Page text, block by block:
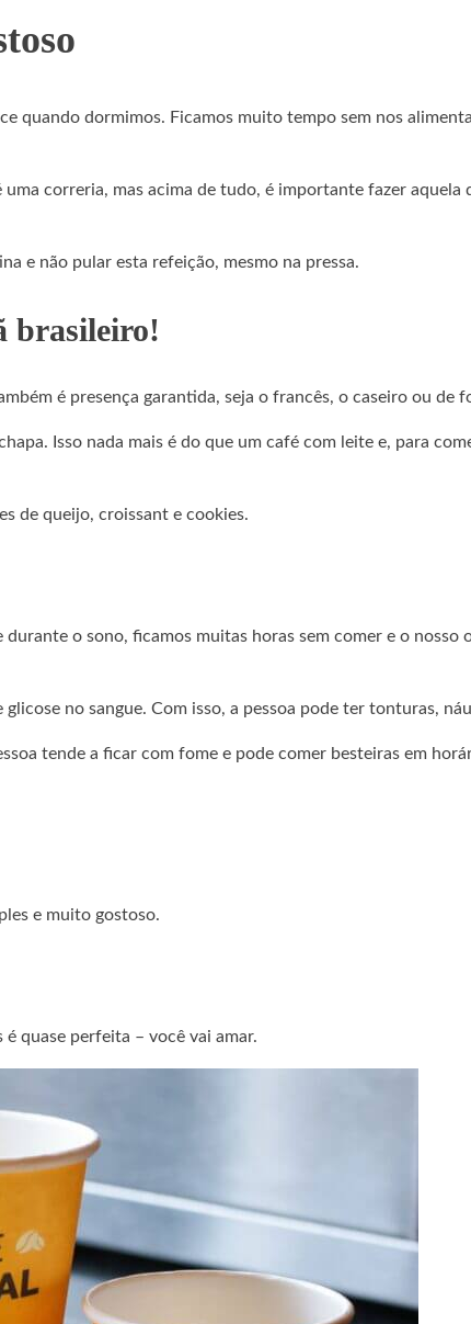
quando dormimos. Ficamos muito tempo sem nos
correria, mas acima de tudo, é importante fazer aquela
e não pular esta refeição, mesmo na pressa.
brasileiro!
é presença garantida, seja o francês, o caseiro ou de
Isso nada mais é do que um café com leite e, para
de queijo, croissant e cookies.
o sono, ficamos muitas horas sem comer e o nosso
no sangue. Com isso, a pessoa pode ter tonturas,
tende a ficar com fome e pode comer besteiras em
e muito gostoso.
quase perfeita – você vai amar.